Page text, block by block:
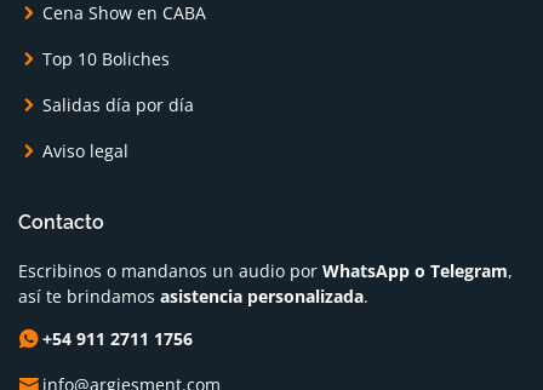
Cena Show en CABA
Top 10 Boliches
Salidas día por día
Aviso legal
Contacto
Escribinos o mandanos un audio por WhatsApp o Telegram,
así te brindamos asistencia personalizada.
+54 911 2711 1756
info@argiesment.com